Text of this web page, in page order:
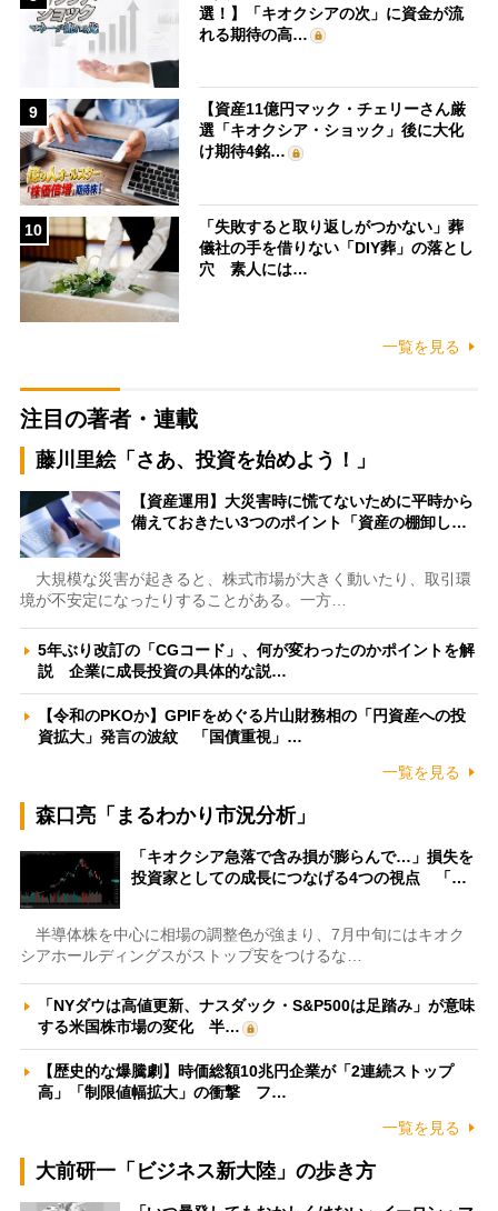
選！】「キオクシアの次」に資金が流
れる期待の高…
9
【資産11億円マック・チェリーさん厳
選「キオクシア・ショック」後に大化
け期待4銘…
10
「失敗すると取り返しがつかない」葬
儀社の手を借りない「DIY葬」の落とし
穴 素人には…
一覧を見る
注目の著者・連載
藤川里絵「さあ、投資を始めよう！」
【資産運用】大災害時に慌てないために平時から
備えておきたい3つのポイント「資産の棚卸し…
大規模な災害が起きると、株式市場が大きく動いたり、取引環
境が不安定になったりすることがある。一方…
5年ぶり改訂の「CGコード」、何が変わったのかポイントを解
説 企業に成長投資の具体的な説…
【令和のPKOか】GPIFをめぐる片山財務相の「円資産への投
資拡大」発言の波紋 「国債重視」…
一覧を見る
森口亮「まるわかり市況分析」
「キオクシア急落で含み損が膨らんで…」損失を
投資家としての成長につなげる4つの視点 「…
半導体株を中心に相場の調整色が強まり、7月中旬にはキオク
シアホールディングスがストップ安をつけるな…
「NYダウは高値更新、ナスダック・S&P500は足踏み」が意味
する米国株市場の変化 半…
【歴史的な爆騰劇】時価総額10兆円企業が「2連続ストップ
高」「制限値幅拡大」の衝撃 フ…
一覧を見る
大前研一「ビジネス新大陸」の歩き方